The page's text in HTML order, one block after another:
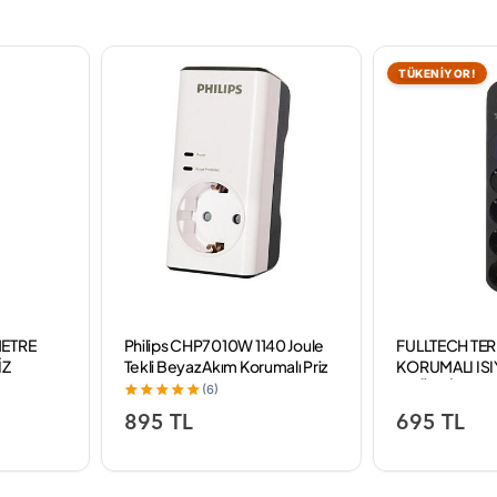
Philips CHP7010W 1140 Joule
Tekli Beyaz Akım Korumalı Priz
(6)
895 TL
TÜKENİYOR!
FULLTECH
KORUMALI
695 TL